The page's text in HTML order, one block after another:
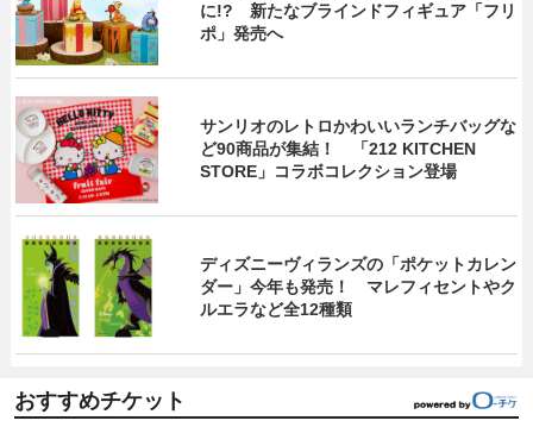
に!? 新たなブラインドフィギュア「フリ
ポ」発売へ
サンリオのレトロかわいいランチバッグな
ど90商品が集結！ 「212 KITCHEN
STORE」コラボコレクション登場
ディズニーヴィランズの「ポケットカレン
ダー」今年も発売！ マレフィセントやク
ルエラなど全12種類
おすすめチケット